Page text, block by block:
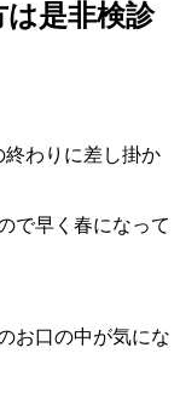
是非検診
終わりに差し掛か
で早く春になって
お口の中が気にな